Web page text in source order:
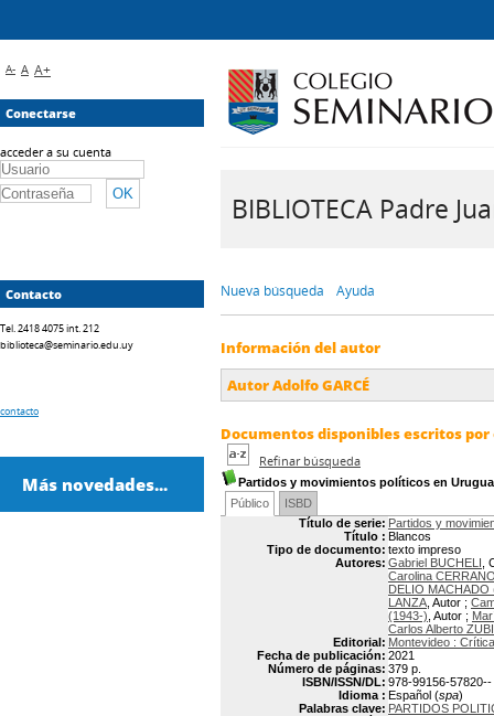
BIBLIOTECA Padre
Nueva búsqueda Ayuda
Información del autor
Autor Adolfo GARCÉ
Documentos disponibles escritos
Refinar búsqueda
Partidos y movimientos políticos en
Público
ISBD
Título de serie: Partidos y
Título : Blancos
Tipo de documento: texto impreso
Autores: Gabriel BUCHELI ,
Carolina
DELIO MACHADO
LANZA , Autor ;
(1943-) , Autor ;
Carlos Alberto
Editorial: Montevideo : Crítica
Fecha de publicación: 2021
Número de páginas: 379 p.
ISBN/ISSN/DL: 978-99156-57820--
Idioma : Español (spa)
Palabras clave: PARTIDOS
A- A A+
Conectarse
acceder a su cuenta
Contacto
Tel. 2418 4075 int. 212
biblioteca@seminario.edu.uy
contacto
Más novedades...